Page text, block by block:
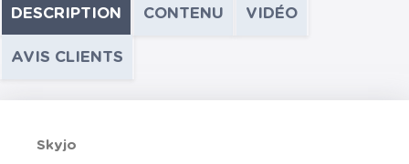
DESCRIPTION CONTENU VIDÉO
AVIS CLIENTS
Skyjo